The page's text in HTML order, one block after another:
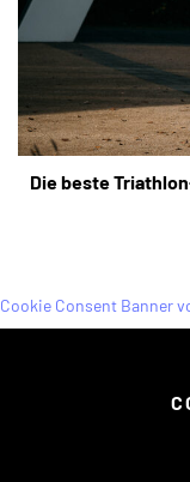
Die beste
Cookie Consent Banner